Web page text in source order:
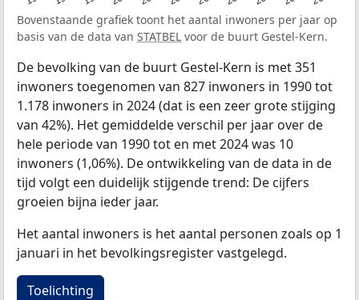
Bovenstaande grafiek toont het aantal inwoners per jaar op
basis van de data van STATBEL voor de buurt Gestel-Kern.
De bevolking van de buurt Gestel-Kern is met 351
inwoners toegenomen van 827 inwoners in 1990 tot
1.178 inwoners in 2024 (dat is een zeer grote stijging
van 42%). Het gemiddelde verschil per jaar over de
hele periode van 1990 tot en met 2024 was 10
inwoners (1,06%). De ontwikkeling van de data in de
tijd volgt een duidelijk stijgende trend: De cijfers
groeien bijna ieder jaar.
Het aantal inwoners is het aantal personen zoals op 1
januari in het bevolkingsregister vastgelegd.
Toelichting